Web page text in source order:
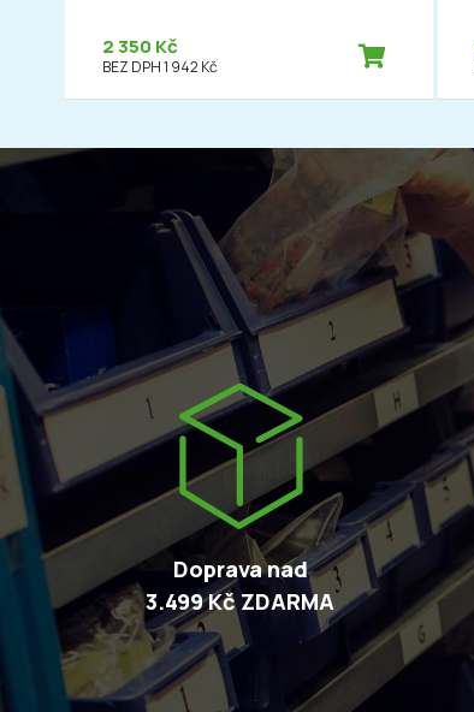
2 350 Kč
BEZ DPH 1 942 Kč
Doprava nad
3.499 Kč ZDARMA